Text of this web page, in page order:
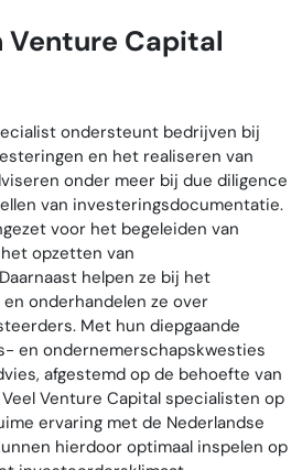
Venture Capital
ondersteunt bedrijven bij
en het realiseren van
onder meer bij due diligence
van investeringsdocumentatie.
voor het begeleiden van
opzetten van
helpen ze bij het
onderhandelen ze over
Met hun diepgaande
en ondernemerschapskwesties
afgestemd op de behoefte van
Venture Capital specialisten op
ervaring met de Nederlandse
hierdoor optimaal inspelen op